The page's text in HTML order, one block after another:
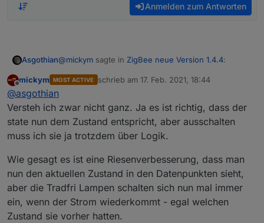
Anmelden zum Antworten
Asgothian@mickym sagte in ZigBee neue Version 1.4.4:
entsprechende Logik schaltet die Lampen
sofort wieder aus - und wie gesagt der BWM -
schaltet die Lampen dann auch noch aus.
Aber wie Du schon sagtest einen Speicher um
den Lampen wohl nicht.
Das ist nicht notwendig. Die Funktion mit der die
Anwesenheit der Lampen verifiziert wird macht das
alle x Minuten automatisch. Bei Geräten die
fest am strom hängen
geschaltet werden
einen Status "on/off" besitzen
anfrage der Status des on/off states abzufragen.
Wenn eine Antwort kommt wird auch der Eintrag in
den Objekten angepasst.
Offline
mickym MOST ACTIVE schrieb am 17. Feb. 2021, 18:44
zuletzt editiert von
@asgothian
Versteh ich zwar nicht ganz. Ja es ist richtig, dass der
state nun dem Zustand entspricht, aber ausschalten
muss ich sie ja trotzdem über Logik.
Wie gesagt es ist eine Riesenverbesserung, dass man
nun den aktuellen Zustand in den Datenpunkten sieht,
aber die Tradfri Lampen schalten sich nun mal immer
ein, wenn der Strom wiederkommt - egal welchen
Zustand sie vorher hatten.